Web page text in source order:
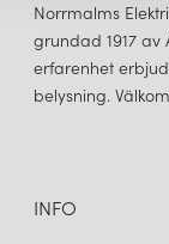
Norrmalms
grundad 1917 av
erfarenhet
belysning.
INFO